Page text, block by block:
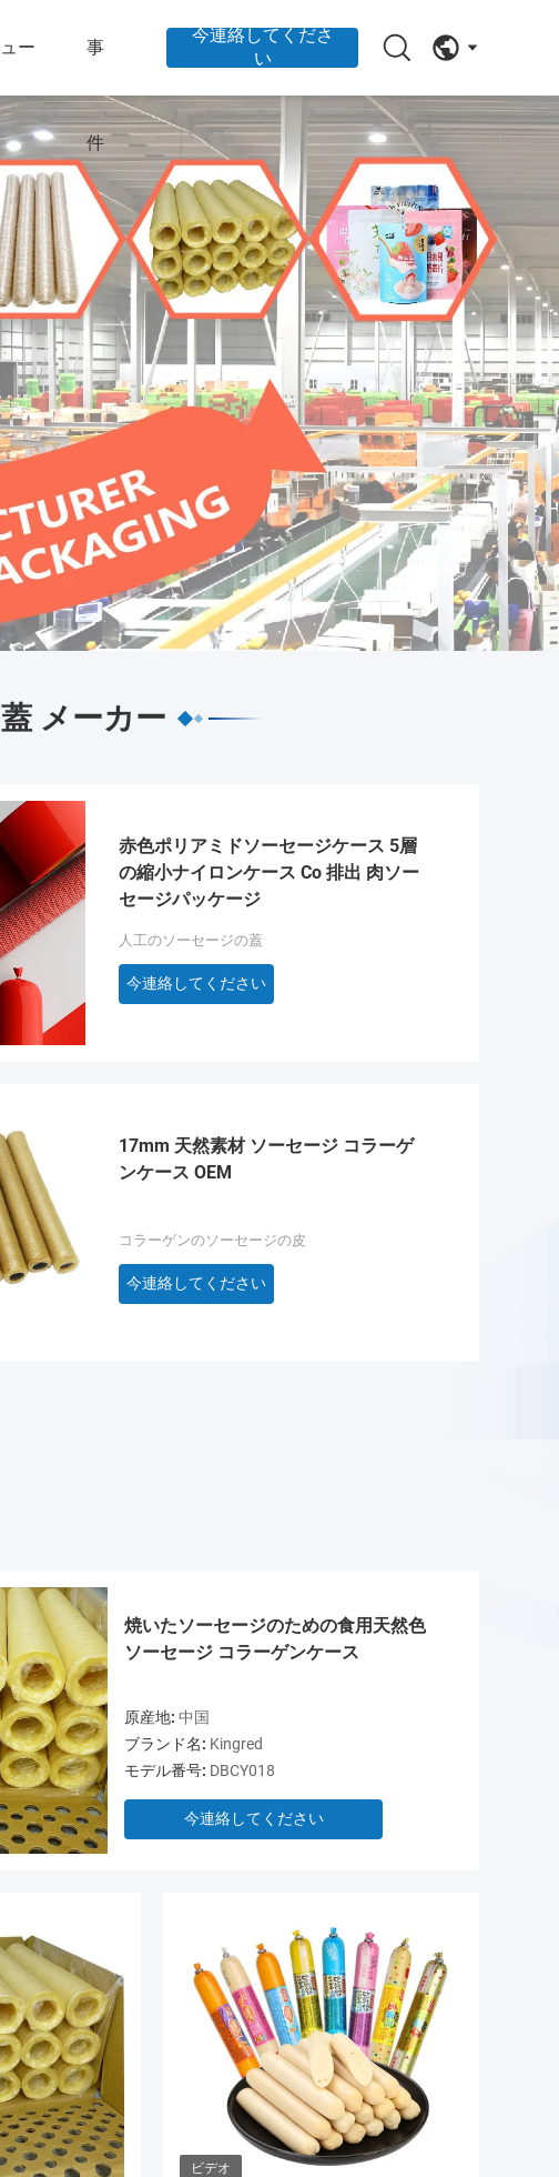
ー 事
件
今連絡してくださ
い
メーカー
赤色ポリアミドソーセージケース 5層
の縮小ナイロンケース Co 排出 肉ソー
セージパッケージ
人工のソーセージの蓋
今連絡してください
17mm 天然素材 ソーセージ コラーゲ
ンケース OEM
コラーゲンのソーセージの皮
今連絡してください
焼いたソーセージのための食用天然色
ソーセージ コラーゲンケース
原産地: 中国
ブランド名: Kingred
モデル番号: DBCY018
今連絡してください
ビデオ